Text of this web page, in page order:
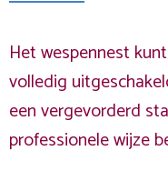
Het wespennest
volledig
een vergevorderd
professionele wijze